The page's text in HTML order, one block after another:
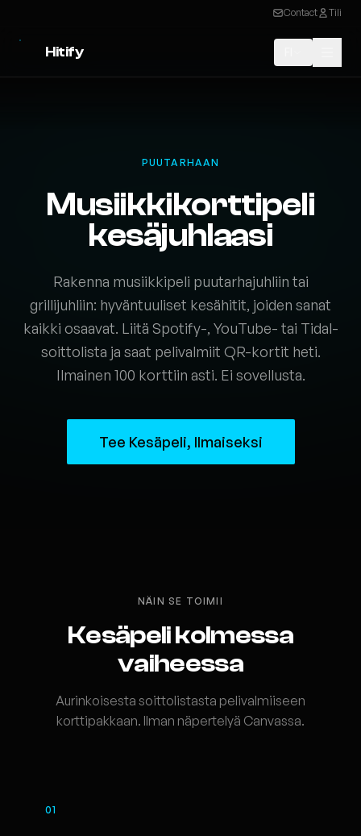
Contact Tili
Hitify
PUUTARHAAN
Musiikkikorttipeli
kesäjuhlaasi
Rakenna musiikkipeli puutarhajuhliin tai
grillijuhliin: hyväntuuliset kesähitit, joiden sanat
kaikki osaavat. Liitä Spotify-, YouTube- tai Tidal-
soittolista ja saat pelivalmiit QR-kortit heti.
Ilmainen 100 korttiin asti. Ei sovellusta.
Tee Kesäpeli, Ilmaiseksi
NÄIN SE TOIMII
Kesäpeli kolmessa
vaiheessa
Aurinkoisesta soittolistasta pelivalmiiseen
korttipakkaan. Ilman näpertelyä Canvassa.
01